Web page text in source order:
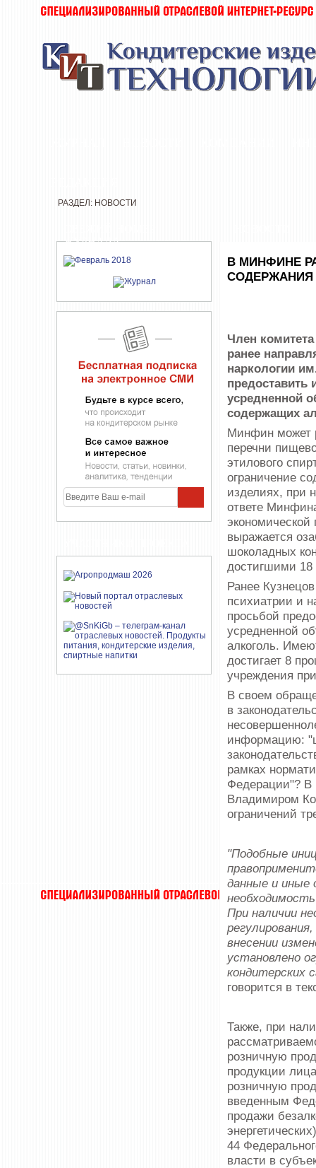
ЖУРНАЛА
РАЗДЕЛ: НОВОСТИ
В МИНФИНЕ
СОДЕРЖАНИЯ
Член
ранее
наркологии
усредненной
содержащих
Минфин может
перечни
этилового
ограничение
изделиях, при
ответе
экономической
выражается
шоколадных
достигшими 18
Ранее
психиатрии и
просьбой
усредненной
алкоголь.
достигает 8
учреждения
В своем
в
информацию:
рамках
Федерации"? В
Владимиром
ограничений
"Подобные
данные и
При наличии
внесении
установлено
кондитерских
говорится в
Также, при
розничную
продукции
розничную
введенным
продажи
44
власти в